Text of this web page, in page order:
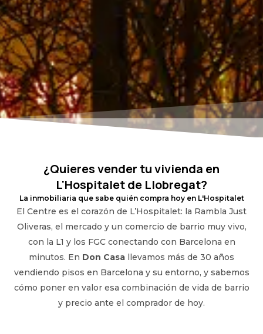
¿Quieres vender tu vivienda en
L'Hospitalet de Llobregat?
La inmobiliaria que sabe quién compra hoy en L'Hospitalet
El Centre es el corazón de L’Hospitalet: la Rambla Just
Oliveras, el mercado y un comercio de barrio muy vivo,
con la L1 y los FGC conectando con Barcelona en
minutos. En Don Casa llevamos más de 30 años
vendiendo pisos en Barcelona y su entorno, y sabemos
cómo poner en valor esa combinación de vida de barrio
y precio ante el comprador de hoy.